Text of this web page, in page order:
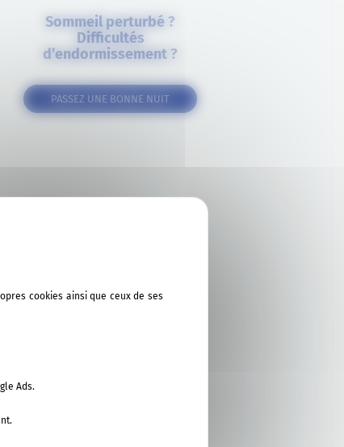
Sommeil perturbé ?
Difficultés
d’endormissement ?
PASSEZ UNE BONNE NUIT
cookies ainsi que ceux de ses
Ads.